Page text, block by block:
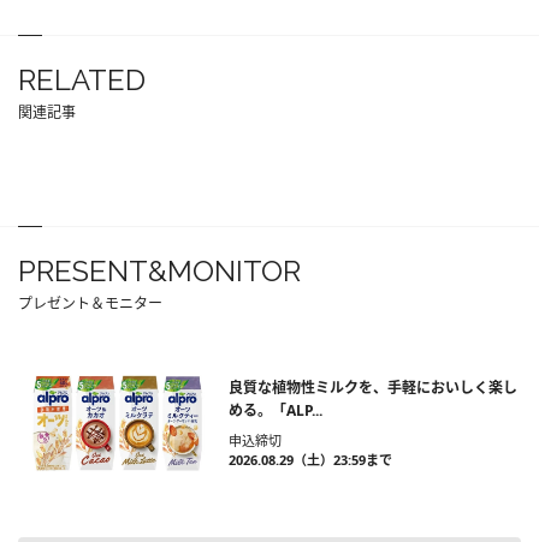
RELATED
関連記事
PRESENT&MONITOR
プレゼント＆モニター
良質な植物性ミルクを、手軽においしく楽し
める。「ALP...
申込締切
2026.08.29（土）23:59まで